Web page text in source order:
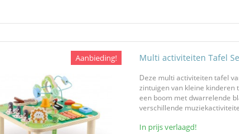
Aanbieding! Multi activiteiten Tafel
Deze multi activiteiten tafel
zintuigen van kleine
een boom met dwarrelende
verschillende
In prijs verlaagd!